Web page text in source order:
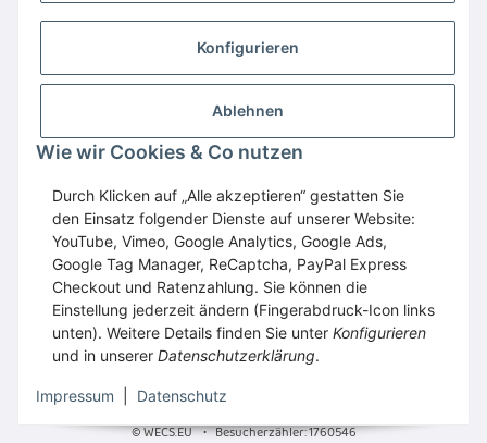
Konfigurieren
Ablehnen
Wie wir Cookies & Co nutzen
Durch Klicken auf „Alle akzeptieren“ gestatten Sie
den Einsatz folgender Dienste auf unserer Website:
YouTube, Vimeo, Google Analytics, Google Ads,
Google Tag Manager, ReCaptcha, PayPal Express
Checkout und Ratenzahlung. Sie können die
Einstellung jederzeit ändern (Fingerabdruck-Icon links
unten). Weitere Details finden Sie unter Konfigurieren
und in unserer Datenschutzerklärung.
Impressum Datenschutz
Domains ,Webspace
GESETZLICHE INFORMATIONEN
Vertrag widerrufen
* Alle Preise inkl. gesetzlicher USt., zzgl.
© WECS.EU • Besucherzähler: 1760546